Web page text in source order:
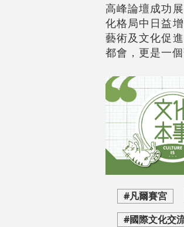
高峰論壇成功
化格局中日益
藝術及文化促
都會，更是一
#凡爾賽宮
#國際文化交